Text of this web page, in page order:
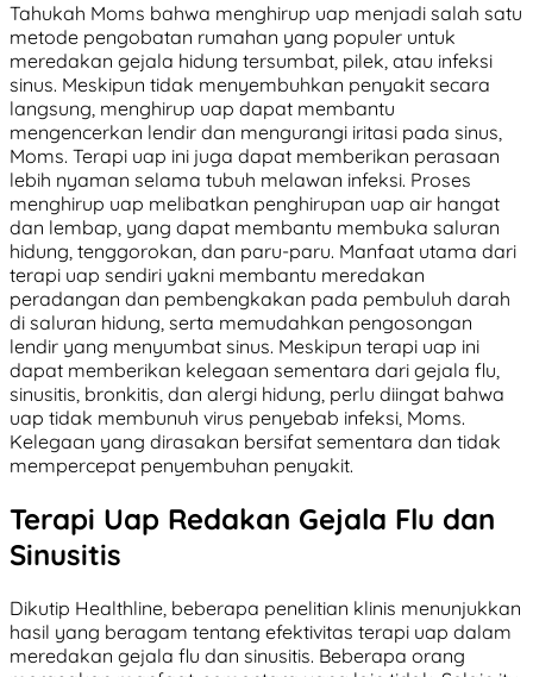
Tahukah Moms bahwa menghirup uap menjadi salah satu
metode pengobatan rumahan yang populer untuk
meredakan gejala hidung tersumbat, pilek, atau infeksi
sinus. Meskipun tidak menyembuhkan penyakit secara
langsung, menghirup uap dapat membantu
mengencerkan lendir dan mengurangi iritasi pada sinus,
Moms. Terapi uap ini juga dapat memberikan perasaan
lebih nyaman selama tubuh melawan infeksi. Proses
menghirup uap melibatkan penghirupan uap air hangat
dan lembap, yang dapat membantu membuka saluran
hidung, tenggorokan, dan paru-paru. Manfaat utama dari
terapi uap sendiri yakni membantu meredakan
peradangan dan pembengkakan pada pembuluh darah
di saluran hidung, serta memudahkan pengosongan
lendir yang menyumbat sinus. Meskipun terapi uap ini
dapat memberikan kelegaan sementara dari gejala flu,
sinusitis, bronkitis, dan alergi hidung, perlu diingat bahwa
uap tidak membunuh virus penyebab infeksi, Moms.
Kelegaan yang dirasakan bersifat sementara dan tidak
mempercepat penyembuhan penyakit.
Terapi Uap Redakan Gejala Flu dan
Sinusitis
Dikutip Healthline, beberapa penelitian klinis menunjukkan
hasil yang beragam tentang efektivitas terapi uap dalam
meredakan gejala flu dan sinusitis. Beberapa orang